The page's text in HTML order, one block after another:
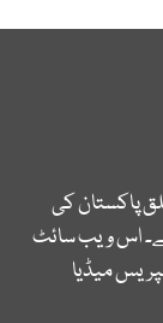
پاکستان کی
اس ویب سائٹ
میڈیا